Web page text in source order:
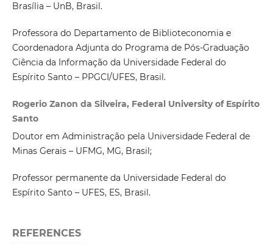
Brasília – UnB, Brasil.
Professora do Departamento de Biblioteconomia e
Coordenadora Adjunta do Programa de Pós-Graduação
Ciência da Informação da Universidade Federal do
Espírito Santo – PPGCI/UFES, Brasil.
Rogerio Zanon da Silveira, Federal University of Espírito
Santo
Doutor em Administração pela Universidade Federal de
Minas Gerais – UFMG, MG, Brasil;
Professor permanente da Universidade Federal do
Espírito Santo – UFES, ES, Brasil.
REFERENCES